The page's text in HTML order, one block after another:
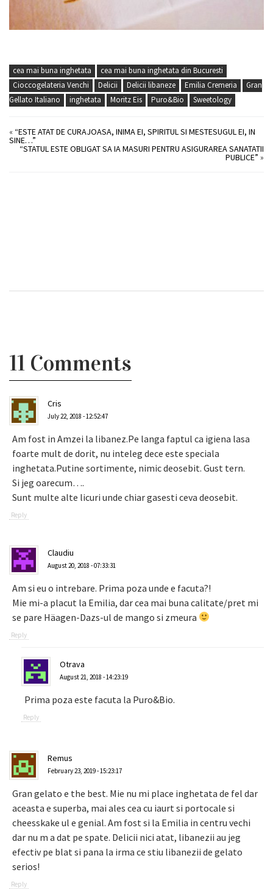
cea mai buna inghetata
cea mai buna inghetata din Bucuresti
Cioccogelateria Venchi
Delicii Delicii libaneze Emilia Cremeria
Gran
Gellato Italiano
inghetata Moritz Eis Puro&Bio Sweetology
« “ESTE ATAT DE CURAJOASA, INIMA EI, SPIRITUL SI MESTESUGUL EI, IN
SINE…”
“STATUL ESTE OBLIGAT SA IA MASURI PENTRU ASIGURAREA SANATATII
PUBLICE” »
11 Comments
Cris
July 22, 2018 - 12:52:47
Am fost in Amzei la libanez.Pe langa faptul ca igiena lasa
foarte mult de dorit, nu inteleg dece este speciala
inghetata.Putine sortimente, nimic deosebit. Gust tern.
Si jeg oarecum….
Sunt multe alte licuri unde chiar gasesti ceva deosebit.
Reply
Claudiu
August 20, 2018 - 07:33:31
Am si eu o intrebare. Prima poza unde e facuta?!
Mie mi-a placut la Emilia, dar cea mai buna calitate/pret mi
se pare Häagen-Dazs-ul de mango si zmeura
Reply
Otrava
August 21, 2018 - 14:23:19
Prima poza este facuta la Puro&Bio.
Reply
Remus
February 23, 2019 - 15:23:17
Gran gelato e the best. Mie nu mi place inghetata de fel dar
aceasta e superba, mai ales cea cu iaurt si portocale si
cheesskake ul e genial. Am fost si la Emilia in centru vechi
dar nu m a dat pe spate. Delicii nici atat, libanezii au jeg
efectiv pe blat si pana la irma ce stiu libanezii de gelato
serios!
Reply